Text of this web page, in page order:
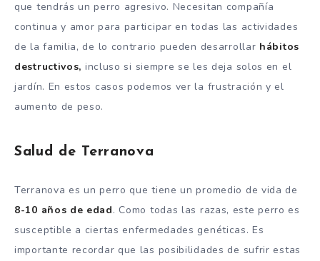
que tendrás un perro agresivo. Necesitan compañía
continua y amor para participar en todas las actividades
de la familia, de lo contrario pueden desarrollar hábitos
destructivos, incluso si siempre se les deja solos en el
jardín. En estos casos podemos ver la frustración y el
aumento de peso.
Salud de Terranova
Terranova es un perro que tiene un promedio de vida de
8-10 años de edad. Como todas las razas, este perro es
susceptible a ciertas enfermedades genéticas. Es
importante recordar que las posibilidades de sufrir estas